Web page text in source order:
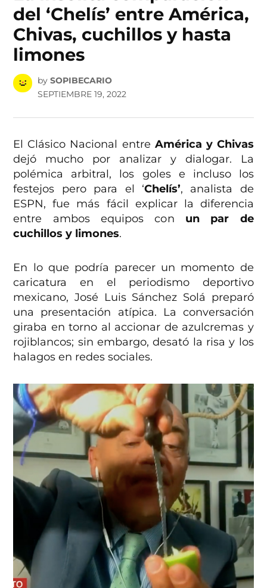
del ‘Chelís’ entre América,
Chivas, cuchillos y hasta
limones
by SOPIBECARIO
SEPTIEMBRE 19, 2022
El Clásico Nacional entre América y Chivas
dejó mucho por analizar y dialogar. La
polémica arbitral, los goles e incluso los
festejos pero para el ‘Chelís’, analista de
ESPN, fue más fácil explicar la diferencia
entre ambos equipos con un par de
cuchillos y limones.
En lo que podría parecer un momento de
caricatura en el periodismo deportivo
mexicano, José Luis Sánchez Solá preparó
una presentación atípica. La conversación
giraba en torno al accionar de azulcremas y
rojiblancos; sin embargo, desató la risa y los
halagos en redes sociales.